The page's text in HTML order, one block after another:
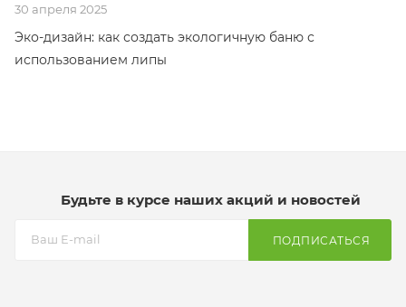
30 апреля 2025
Эко-дизайн: как создать экологичную баню с
использованием липы
Будьте в курсе наших акций и новостей
ПОДПИСАТЬСЯ